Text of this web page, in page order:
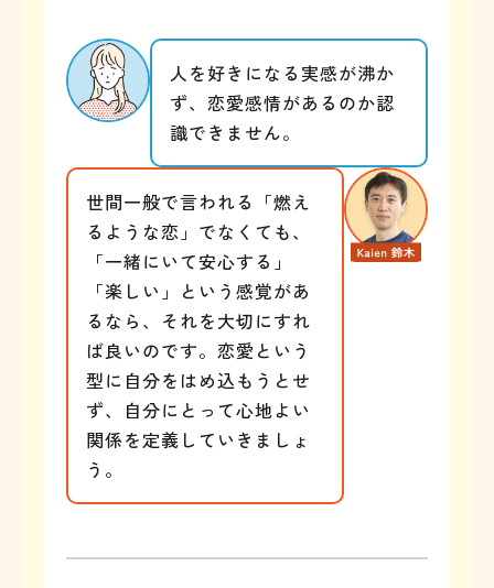
人を好きになる実感が沸か
ず、恋愛感情があるのか認
識できません。
世間一般で言われる「燃え
るような恋」でなくても、
「一緒にいて安心する」
「楽しい」という感覚があ
るなら、それを大切にすれ
ば良いのです。恋愛という
型に自分をはめ込もうとせ
ず、自分にとって心地よい
関係を定義していきましょ
う。